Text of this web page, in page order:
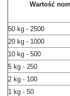
Wartość
50 kg - 2500
20 kg - 1000
10 kg - 500
5 kg - 250
2 kg - 100
1 kg - 50